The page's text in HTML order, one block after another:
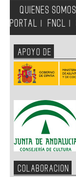
QUIENES SOMOS
PORTAL
FNCL
APOYO DE
COLABORACION